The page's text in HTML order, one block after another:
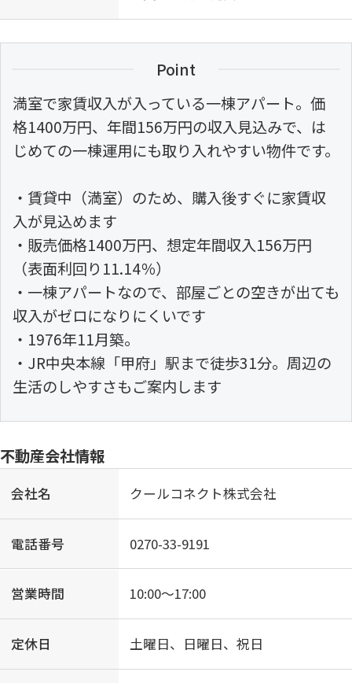
Point
満室で家賃収入が入っている一棟アパート。価
格1400万円、年間156万円の収入見込みで、は
じめての一棟運用にも取り入れやすい物件です。
・賃貸中（満室）のため、購入後すぐに家賃収
入が見込めます
・販売価格1400万円、想定年間収入156万円
（表面利回り11.14％）
・一棟アパートなので、部屋ごとの空きが出ても
収入がゼロになりにくいです
・1976年11月築。
・JR中央本線「甲府」駅まで徒歩31分。周辺の
生活のしやすさもご案内します
不動産会社情報
会社名 クールコネクト株式会社
電話番号 0270-33-9191
営業時間 10:00〜17:00
定休日 土曜日、日曜日、祝日